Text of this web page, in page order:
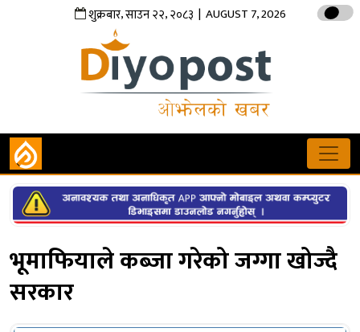
शुक्रबार,साउन२२,२०८३ | AUGUST 7, 2026
भूमाफियाले कब्जा गरेको जग्गा खोज्दै
सरकार